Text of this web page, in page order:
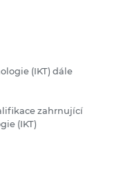
(IKT) dále
zahrnující
(IKT)